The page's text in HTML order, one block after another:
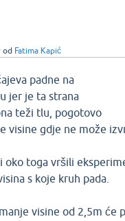
od Fatima Kapić
padne na
jer je ta strana
teži tlu, pogotovo
visine gdje ne može
oko toga vršili
s koje kruh pada.
visine od 2,5m će